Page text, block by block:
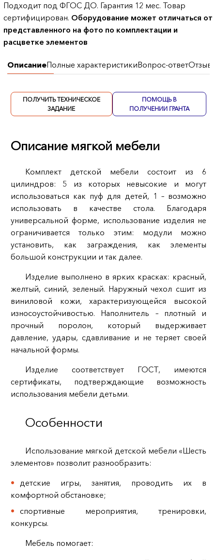
Подходит под ФГОС ДО. Гарантия 12 мес. Товар
сертифицирован. Оборудование может отличаться от
представленного на фото по комплектации и
расцветке элементов
ОписаниеПолные характеристикиВопрос-ответОтзывы
ПОЛУЧИТЬ ТЕХНИЧЕСКОЕ
ЗАДАНИЕ
ПОМОЩЬ В
ПОЛУЧЕНИИ ГРАНТА
Описание мягкой мебели
Комплект детской мебели состоит из 6
цилиндров: 5 из которых невысокие и могут
использоваться как пуф для детей, 1 – возможно
использовать в качестве стола. Благодаря
универсальной форме, использование изделия не
ограничивается только этим: модули можно
установить, как заграждения, как элементы
большой конструкции и так далее.
Изделие выполнено в ярких красках: красный,
желтый, синий, зеленый. Наружный чехол сшит из
виниловой кожи, характеризующейся высокой
износоустойчивостью. Наполнитель – плотный и
прочный поролон, который выдерживает
давление, удары, сдавливание и не теряет своей
начальной формы.
Изделие соответствует ГОСТ, имеются
сертификаты, подтверждающие возможность
использования мебели детьми.
Особенности
Использование мягкой детской мебели «Шесть
элементов» позволит разнообразить:
детские игры, занятия, проводить их в
комфортной обстановке;
спортивные мероприятия, тренировки,
конкурсы.
Мебель помогает: